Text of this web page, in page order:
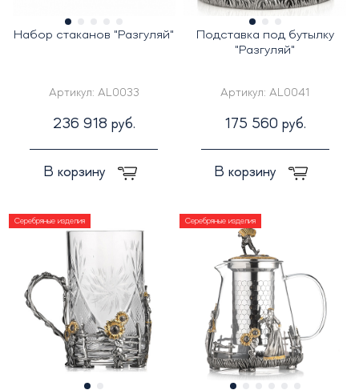
Набор стаканов "Разгуляй"
Артикул: AL0033
236 918 руб.
В корзину
Подставка под бутылку
"Разгуляй"
Артикул: AL0041
175 560 руб.
В корзину
Серебряные изделия Серебряные изделия